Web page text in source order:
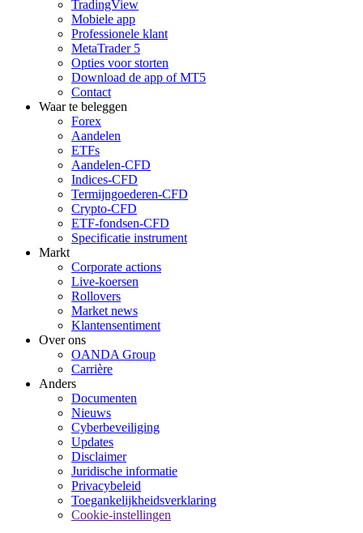
TradingView
Mobiele app
Professionele klant
MetaTrader 5
Opties voor storten
Download de app of MT5
Contact
Waar te beleggen
Forex
Aandelen
ETFs
Aandelen-CFD
Indices-CFD
Termijngoederen-CFD
Crypto-CFD
ETF-fondsen-CFD
Specificatie instrument
Markt
Corporate actions
Live-koersen
Rollovers
Market news
Klantensentiment
Over ons
OANDA Group
Carrière
Anders
Documenten
Nieuws
Cyberbeveiliging
Updates
Disclaimer
Juridische informatie
Privacybeleid
Toegankelijkheidsverklaring
Cookie-instellingen